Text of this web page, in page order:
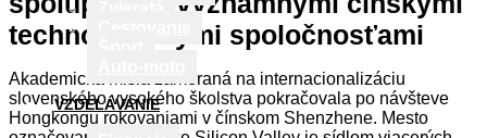
VZDELÁVANIE
technologickými spoločnosťami
Akademická misia zameraná na internacionalizáciu
slovenského vysokého školstva pokračovala po návšteve
Hongkongu rokovaniami v čínskom Shenzhene. Mesto